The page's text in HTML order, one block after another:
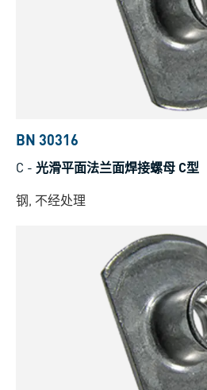
BN 30316
C - 光滑平面法兰面焊接螺母 C型
钢, 不经处理